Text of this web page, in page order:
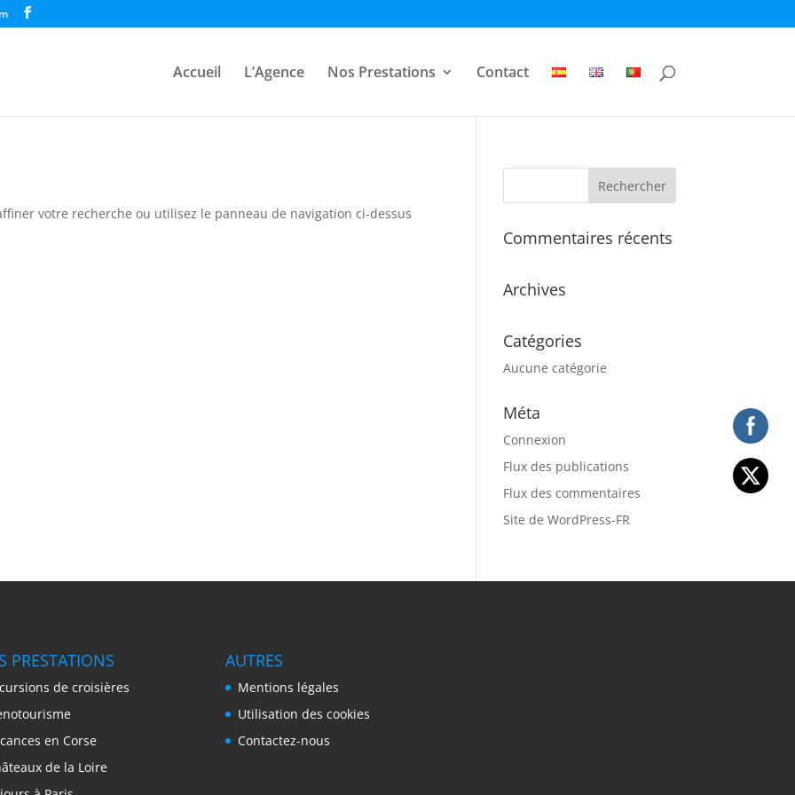
Accueil L’Agence Nos Prestations Contact
votre recherche ou utilisez le panneau de navigation ci-dessus
Commentaires récents
Archives
Catégories
Aucune catégorie
Méta
Connexion
Flux des publications
Flux des commentaires
Site de WordPress-FR
PRESTATIONS
de croisières
en Corse
de la Loire
AUTRES
Mentions légales
Utilisation des cookies
Contactez-nous